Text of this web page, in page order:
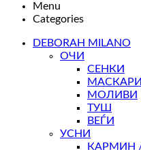
Menu
Categories
DEBORAH MILANO
ОЧИ
СЕНКИ
МАСКАРИ
МОЛИВИ
ТУШ
ВЕЃИ
УСНИ
КАРМИН /